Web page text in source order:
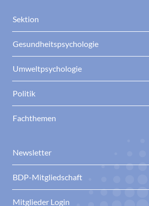
Sektion
Gesundheitspsychologie
Umweltpsychologie
Politik
Fachthemen
Newsletter
BDP-Mitgliedschaft
Mitglieder Login